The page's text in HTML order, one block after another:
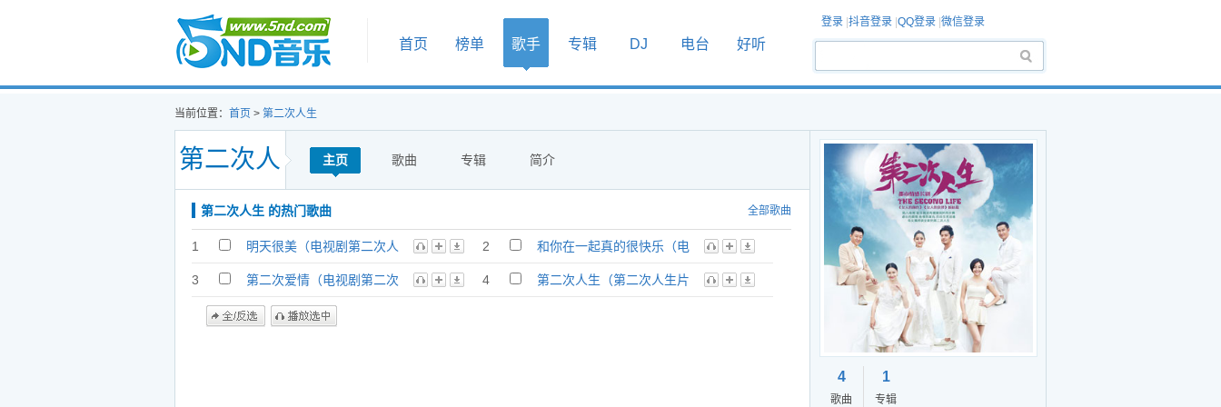
首页
首页 榜单 歌手 专辑 DJ 电台 好听
登录 抖音登录 QQ登录 微信登录
当前位置： 首页 > 第二次人生
第二次人
生
主页 歌曲 专辑 简介
第二次人生 的热门歌曲 全部歌曲
1
明天很美（电视剧第二次人
2
和你在一起真的很快乐（电
鹏展
3
第二次爱情（电视剧第二次
4
第二次人生（第二次人生片
4
歌曲
1
专辑